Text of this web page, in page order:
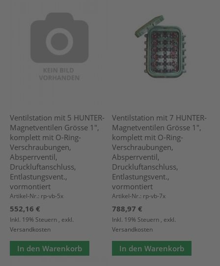
Ventilstation mit 5 HUNTER-
Magnetventilen Grösse 1",
komplett mit O-Ring-
Verschraubungen,
Absperrventil,
Druckluftanschluss,
Entlastungsvent.,
vormontiert
Artikel-Nr.: rp-vb-5x
552,16 €
Inkl. 19% Steuern , exkl.
Versandkosten
In den Warenkorb
Ventilstation mit 7 HUNTER-
Magnetventilen Grösse 1",
komplett mit O-Ring-
Verschraubungen,
Absperrventil,
Druckluftanschluss,
Entlastungsvent.,
vormontiert
Artikel-Nr.: rp-vb-7x
788,97 €
Inkl. 19% Steuern , exkl.
Versandkosten
In den Warenkorb